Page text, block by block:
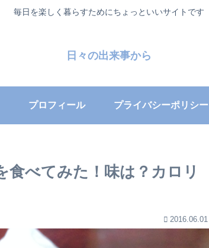
毎日を楽しく暮らすためにちょっといいサイトです
日々の出来事から
プロフィール プライバシーポリシー
べてみた！味は？カロリ
2016.06.01